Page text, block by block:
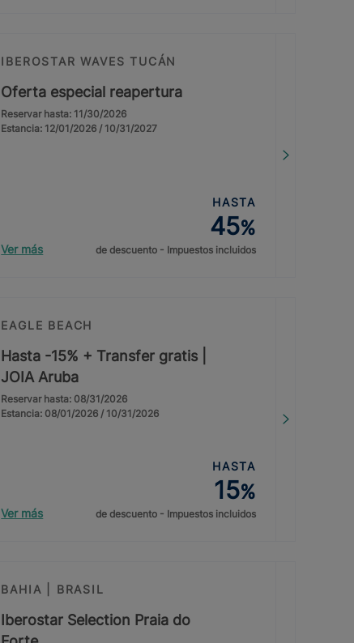
IBEROSTAR WAVES TUCÁN
Oferta especial reapertura
Reservar hasta: 11/30/2026
Estancia: 12/01/2026 / 10/31/2027
Ver más
HASTA
45%
de descuento - Impuestos incluidos
EAGLE BEACH
Hasta -15% + Transfer gratis |
JOIA Aruba
Reservar hasta: 08/31/2026
Estancia: 08/01/2026 / 10/31/2026
Ver más
HASTA
15%
de descuento - Impuestos incluidos
BAHIA | BRASIL
Iberostar Selection Praia do